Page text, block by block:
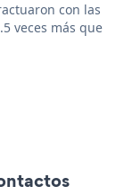
con las
veces más que